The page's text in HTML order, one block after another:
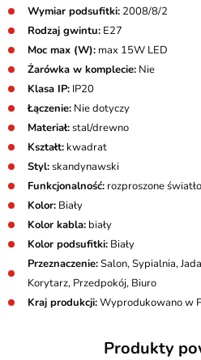
Wymiar podsufitki: 2008/8/2
Rodzaj gwintu: E27
Moc max (W): max 15W LED
Żarówka w komplecie: Nie
Klasa IP: IP20
Łączenie: Nie dotyczy
Materiał:stal/drewno
Kształt: kwadrat
Styl:skandynawski
Funkcjonalność: rozproszone
Kolor: Biały
Kolor kabla: biały
Kolor podsufitki: Biały
Przeznaczenie:Salon, Sypialnia,
Korytarz, Przedpokój, Biuro
Kraj produkcji:Wyprodukowano w
Produkty